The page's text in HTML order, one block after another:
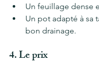
Un feuillage dense
Un pot adapté à sa
bon drainage.
4. Le prix